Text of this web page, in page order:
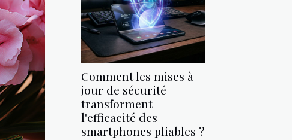
Comment les mises à
jour de sécurité
transforment
l'efficacité des
smartphones pliables ?